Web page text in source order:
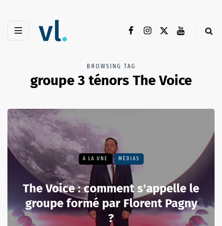
BROWSING TAG
groupe 3 ténors The Voice
A LA UNE MÉDIAS
The Voice : comment s'appelle le
groupe formé par Florent Pagny
?